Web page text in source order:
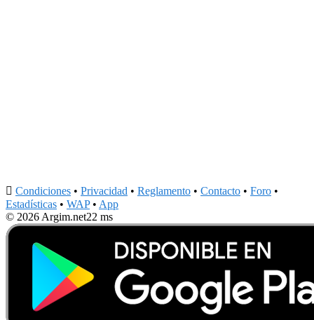
 Condiciones • Privacidad • Reglamento • Contacto • Foro •
Estadísticas • WAP• App
© 2026 Argim.net22 ms